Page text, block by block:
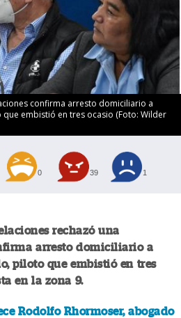
confirma arresto domiciliario a
embistió en tres ocasio (Foto: Wilder
0 39 1
rechazó una
arresto domiciliario a
piloto que embistió en tres
en la zona 9.
Rodolfo Rhormoser, abogado